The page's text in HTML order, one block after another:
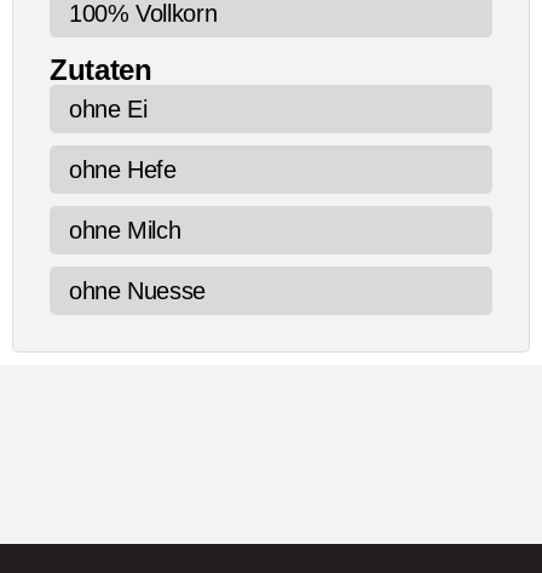
100% Vollkorn
Zutaten
ohne Ei
ohne Hefe
ohne Milch
ohne Nuesse